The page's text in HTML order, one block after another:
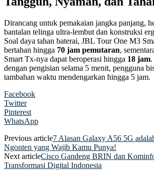
Dirancang untuk pemakaian jangka panjang,
bantalan telinga ultra-lembut dan konstruksi
Soal daya tahan baterai, JBL Tour One M3
bertahan hingga 70 jam pemutaran,
Smart Tx-nya dapat beroperasi hingga 18 jam
dengan pengisian selama 5 menit, pengguna
tambahan waktu mendengarkan hingga 5 jam.
Facebook
Twitter
Pinterest
WhatsApp
Previous article7 Alasan Galaxy A56 5G
Ngonten yang Wajib Kamu Punya!
Next articleCisco Gandeng BRIN dan
Transformasi Digital Indonesia